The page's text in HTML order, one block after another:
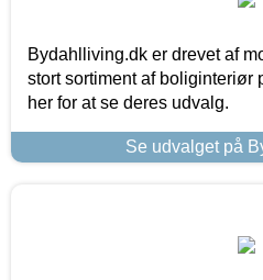
Bydahlliving.dk er drevet af
stort sortiment af boliginteriør
her for at se deres udvalg.
Se udvalget på